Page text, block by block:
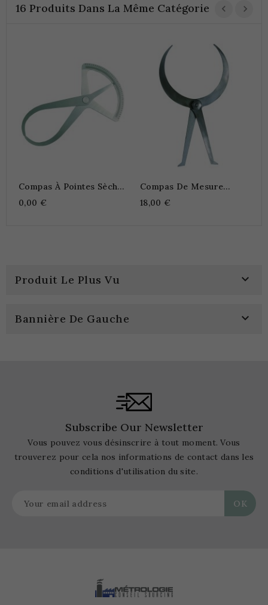
16 Produits Dans La Même Catégorie
Compas À Pointes Sèches
À Ressort
0,00 €
Compas De Mesure
Double
18,00 €
Produit Le Plus Vu 
Bannière De Gauche 
Subscribe Our Newsletter
Vous pouvez vous désinscrire à tout moment. Vous
trouverez pour cela nos informations de contact dans les
conditions d'utilisation du site.